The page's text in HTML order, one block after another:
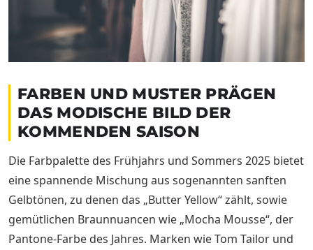
FARBEN UND MUSTER PRÄGEN
DAS MODISCHE BILD DER
KOMMENDEN SAISON
Die Farbpalette des Frühjahrs und Sommers 2025 bietet
eine spannende Mischung aus sogenannten sanften
Gelbtönen, zu denen das „Butter Yellow“ zählt, sowie
gemütlichen Braunnuancen wie „Mocha Mousse“, der
Pantone-Farbe des Jahres. Marken wie Tom Tailor und